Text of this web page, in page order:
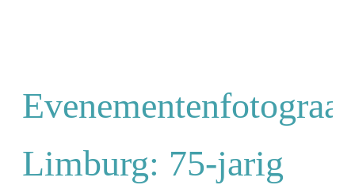
Evenementenfotograaf
Limburg: 75-jarig